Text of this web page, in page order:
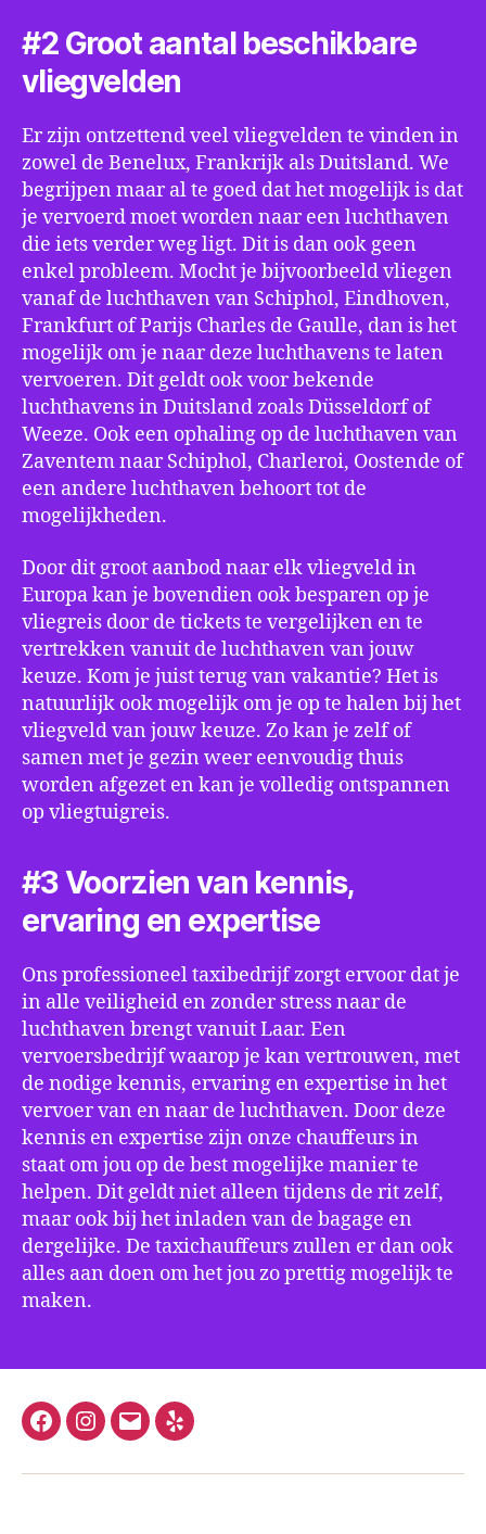
#2 Groot aantal beschikbare
vliegvelden
Er zijn ontzettend veel vliegvelden te vinden in
zowel de Benelux, Frankrijk als Duitsland. We
begrijpen maar al te goed dat het mogelijk is dat
je vervoerd moet worden naar een luchthaven
die iets verder weg ligt. Dit is dan ook geen
enkel probleem. Mocht je bijvoorbeeld vliegen
vanaf de luchthaven van Schiphol, Eindhoven,
Frankfurt of Parijs Charles de Gaulle, dan is het
mogelijk om je naar deze luchthavens te laten
vervoeren. Dit geldt ook voor bekende
luchthavens in Duitsland zoals Düsseldorf of
Weeze. Ook een ophaling op de luchthaven van
Zaventem naar Schiphol, Charleroi, Oostende of
een andere luchthaven behoort tot de
mogelijkheden.
Door dit groot aanbod naar elk vliegveld in
Europa kan je bovendien ook besparen op je
vliegreis door de tickets te vergelijken en te
vertrekken vanuit de luchthaven van jouw
keuze. Kom je juist terug van vakantie? Het is
natuurlijk ook mogelijk om je op te halen bij het
vliegveld van jouw keuze. Zo kan je zelf of
samen met je gezin weer eenvoudig thuis
worden afgezet en kan je volledig ontspannen
op vliegtuigreis.
#3 Voorzien van kennis,
ervaring en expertise
Ons professioneel taxibedrijf zorgt ervoor dat je
in alle veiligheid en zonder stress naar de
luchthaven brengt vanuit Laar. Een
vervoersbedrijf waarop je kan vertrouwen, met
de nodige kennis, ervaring en expertise in het
vervoer van en naar de luchthaven. Door deze
kennis en expertise zijn onze chauffeurs in
staat om jou op de best mogelijke manier te
helpen. Dit geldt niet alleen tijdens de rit zelf,
maar ook bij het inladen van de bagage en
dergelijke. De taxichauffeurs zullen er dan ook
alles aan doen om het jou zo prettig mogelijk te
maken.
FacebookInstagram
E-
Yelp